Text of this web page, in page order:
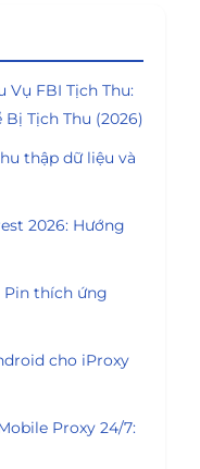
Vụ FBI Tịch Thu:
Tịch Thu (2026)
thập dữ liệu và
2026: Hướng
Pin thích ứng
cho iProxy
Proxy 24/7: